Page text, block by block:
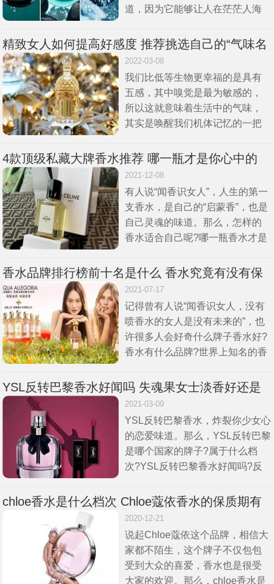
道，因为它能够让人在茫茫人海
满目的香水世界中什么牌子的香
精致女人如何提高好感度 推荐挑选自己的“气味名
片”香水
2022-03-08
我们比低等生物更幸福的是具有
五感，其中嗅觉是最为敏感的，
所以这就意味着生活中的气味，
其实是唤醒我们机体记忆的一把
香味，也可以是浓郁的烟草味，
4款顶级私藏大牌香水推荐 哪一瓶才是你心中的
YYDS
2021-12-08
有人说“闻香识女人”，人生的第一
支香水，是自己的“启蒙香”，也是
自己灵魂的味道。那么，怎样的
香水适合自己呢?哪一瓶香水才是
香水品牌排行榜前十名是什么 香水究竟有没有保
质期
2021-07-17
记得曾有人说“闻香识女人，没有
喷香水的女人是没有未来的”，也
许很多人会好奇什么牌子香水好?
香水有什么品牌?世界上知名的香
质期?香水品牌排行榜前十名
YSL反转巴黎香水好闻吗 失魂果女士淡香好还是
浓香好
2021-03-09
YSL反转巴黎香水，炸裂你少女心
的恋爱味道。那么，YSL反转巴黎
是哪个国家的牌子?属于什么档
次?YSL反转巴黎香水好闻吗?反
转巴黎香水适合什么人?接下来，
chloe香水是什么档次 Chloe蔻依香水的保质期有
2020-12-21
说起Chloe蔻依这个品牌，相信大
家都不陌生，这个牌子不仅包包
受到大众的喜爱，香水也是很受
大家的欢迎。那么，chloe香水是